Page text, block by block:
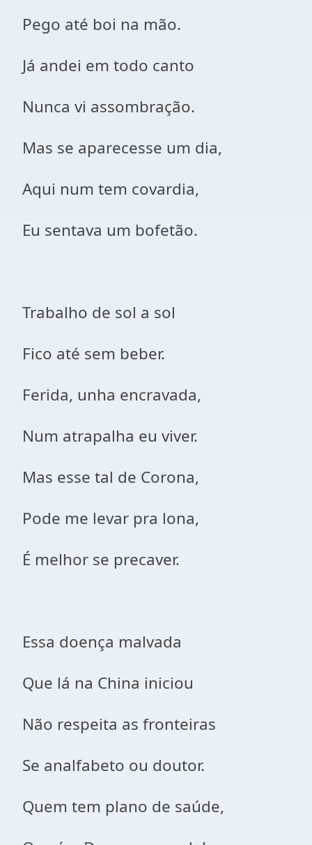
Pego até boi na mão.
Já andei em todo canto
Nunca vi assombração.
Mas se aparecesse um dia,
Aqui num tem covardia,
Eu sentava um bofetão.
Trabalho de sol a sol
Fico até sem beber.
Ferida, unha encravada,
Num atrapalha eu viver.
Mas esse tal de Corona,
Pode me levar pra lona,
É melhor se precaver.
Essa doença malvada
Que lá na China iniciou
Não respeita as fronteiras
Se analfabeto ou doutor.
Quem tem plano de saúde,